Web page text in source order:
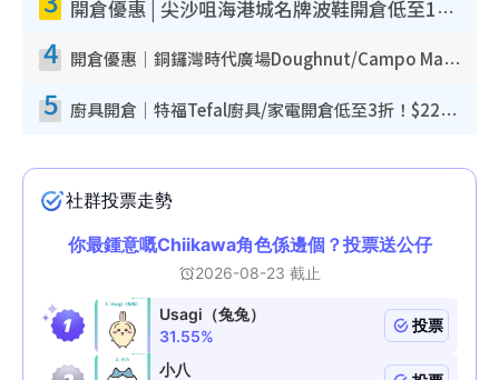
開倉優惠 | 尖沙咀海港城名牌波鞋開倉低至1折！On鞋$899起／Joy&Peace鞋履$98起
4 開倉優惠｜銅鑼灣時代廣場Doughnut/Campo Marzio開倉低至1折！背囊、書包、手袋劈價$200起
5 廚具開倉｜特福Tefal廚具/家電開倉低至3折！$220起買平底鍋/炒鑊/湯煲！電飯煲/吸塵機/燙斗$418起